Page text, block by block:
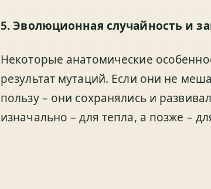
5.Эволюционная случайность и
Некоторые анатомические
результат мутаций. Если они не
пользу – они сохранялись и
изначально – для тепла, а позже –